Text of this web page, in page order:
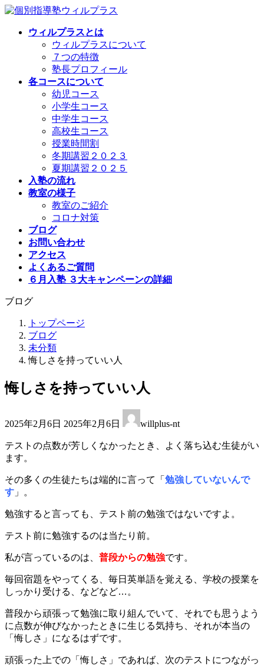
コ
ナ
ウィルプラスとは
ウィルプラスについて
７つの特徴
塾長プロフィール
各コースについて
幼児コース
小学生コース
中学生コース
高校生コース
授業時間割
冬期講習２０２３
夏期講習２０２５
入塾の流れ
教室の様子
教室のご紹介
コロナ対策
ブログ
お問い合わせ
アクセス
よくあるご質問
６月入塾 ３大キャンペーンの詳細
ブログ
トップページ
ブログ
未分類
悔しさを持っていい人
悔しさを持っていい人
2025年2月6日 終
新
時
:
2025年2月6日 willplus-nt
テストの点数が芳しくなかったとき、よく落ち込む生徒がい
ます。
その多くの生徒たちは端的に言って「 勉強していないんで
す 」。
勉強すると言っても、テスト前の勉強ではないですよ。
テスト前に勉強するのは当たり前。
私が言っているのは、 普段からの勉強です。
毎回宿題をやってくる、毎日英単語を覚える、学校の授業を
しっかり受ける、などなど…。
普段から頑張って勉強に取り組んでいて、それでも思うよう
に点数が伸びなかったときに生じる気持ち、それが本当の
「悔しさ」になるはずです。
頑張った上での「悔しさ」であれば、次のテストにつながっ